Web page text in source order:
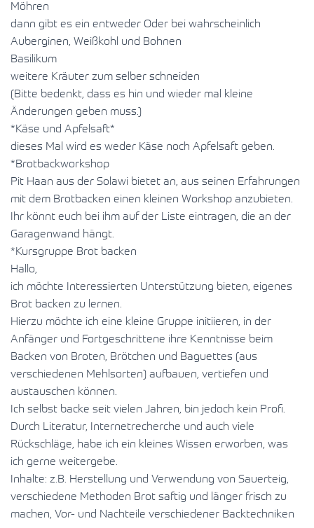
Möhren
dann gibt es ein entweder Oder bei wahrscheinlich
Auberginen, Weißkohl und Bohnen
Basilikum
weitere Kräuter zum selber schneiden
(Bitte bedenkt, dass es hin und wieder mal kleine
Änderungen geben muss.)
*Käse und Apfelsaft*
dieses Mal wird es weder Käse noch Apfelsaft geben.
*Brotbackworkshop
Pit Haan aus der Solawi bietet an, aus seinen Erfahrungen
mit dem Brotbacken einen kleinen Workshop anzubieten.
Ihr könnt euch bei ihm auf der Liste eintragen, die an der
Garagenwand hängt.
*Kursgruppe Brot backen
Hallo,
ich möchte Interessierten Unterstützung bieten, eigenes
Brot backen zu lernen.
Hierzu möchte ich eine kleine Gruppe initiieren, in der
Anfänger und Fortgeschrittene ihre Kenntnisse beim
Backen von Broten, Brötchen und Baguettes (aus
verschiedenen Mehlsorten) aufbauen, vertiefen und
austauschen können.
Ich selbst backe seit vielen Jahren, bin jedoch kein Profi.
Durch Literatur, Internetrecherche und auch viele
Rückschläge, habe ich ein kleines Wissen erworben, was
ich gerne weitergebe.
Inhalte: z.B. Herstellung und Verwendung von Sauerteig,
verschiedene Methoden Brot saftig und länger frisch zu
machen, Vor- und Nachteile verschiedener Backtechniken